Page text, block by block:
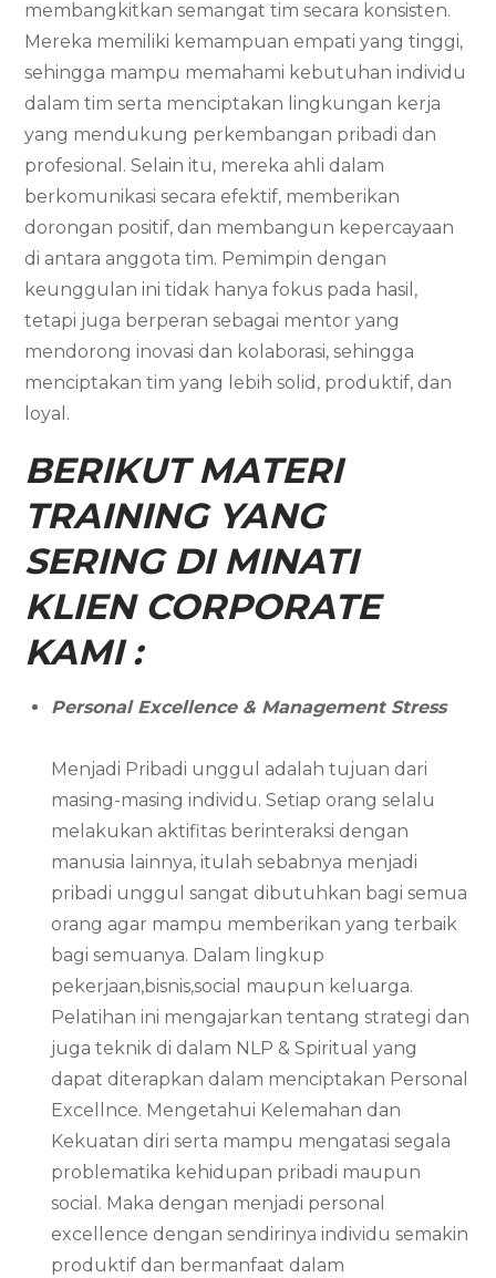
membangkitkan semangat tim secara konsisten.
Mereka memiliki kemampuan empati yang tinggi,
sehingga mampu memahami kebutuhan individu
dalam tim serta menciptakan lingkungan kerja
yang mendukung perkembangan pribadi dan
profesional. Selain itu, mereka ahli dalam
berkomunikasi secara efektif, memberikan
dorongan positif, dan membangun kepercayaan
di antara anggota tim. Pemimpin dengan
keunggulan ini tidak hanya fokus pada hasil,
tetapi juga berperan sebagai mentor yang
mendorong inovasi dan kolaborasi, sehingga
menciptakan tim yang lebih solid, produktif, dan
loyal.
BERIKUT MATERI
TRAINING YANG
SERING DI MINATI
KLIEN CORPORATE
KAMI :
Personal Excellence & Management Stress
Menjadi Pribadi unggul adalah tujuan dari
masing-masing individu. Setiap orang selalu
melakukan aktifitas berinteraksi dengan
manusia lainnya, itulah sebabnya menjadi
pribadi unggul sangat dibutuhkan bagi semua
orang agar mampu memberikan yang terbaik
bagi semuanya. Dalam lingkup
pekerjaan,bisnis,social maupun keluarga.
Pelatihan ini mengajarkan tentang strategi dan
juga teknik di dalam NLP & Spiritual yang
dapat diterapkan dalam menciptakan Personal
Excellnce. Mengetahui Kelemahan dan
Kekuatan diri serta mampu mengatasi segala
problematika kehidupan pribadi maupun
social. Maka dengan menjadi personal
excellence dengan sendirinya individu semakin
produktif dan bermanfaat dalam